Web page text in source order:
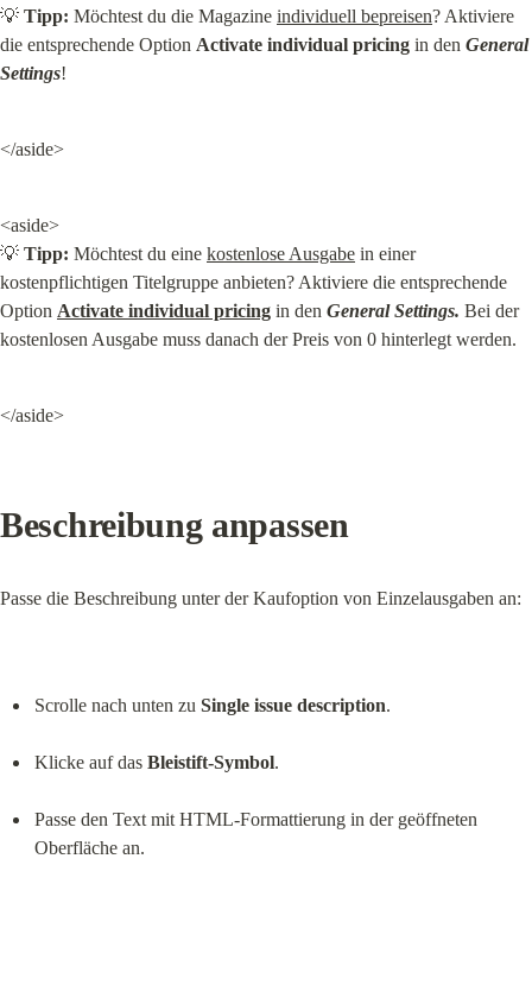
💡 Tipp: Möchtest du die Magazine individuell bepreisen? Aktiviere
die entsprechende Option Activate individual pricing in den General
Settings!
</aside>
<aside>
💡 Tipp: Möchtest du eine kostenlose Ausgabe in einer
kostenpflichtigen Titelgruppe anbieten? Aktiviere die entsprechende
Option Activate individual pricing in den General Settings. Bei der
kostenlosen Ausgabe muss danach der Preis von 0 hinterlegt werden.
</aside>
Beschreibung anpassen
Passe die Beschreibung unter der Kaufoption von Einzelausgaben an:
Scrolle nach unten zu Single issue description.
Klicke auf das Bleistift-Symbol.
Passe den Text mit HTML-Formattierung in der geöffneten
Oberfläche an.